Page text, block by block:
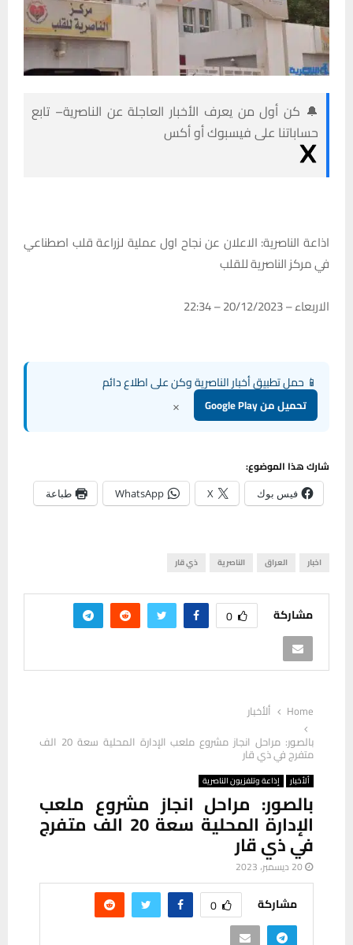
🔔 كن أول من يعرف الأخبار العاجلة عن الناصرية– تابع
حساباتنا على فيسبوك أو أكس
اذاعة الناصرية: الاعلان عن نجاح اول عملية لزراعة قلب اصطناعي
في مركز الناصرية للقلب
الاربعاء – 20/12/2023 – 22:34
📱 حمل تطبيق أخبار الناصرية وكن على اطلاع دائم
تحميل من Google Play ×
شارك هذا الموضوع:
فيس بوك X
WhatsApp طباعة
اخبار العراق الناصرية ذي قار
مشاركة 0
Home
ألأخبار
بالصور: مراحل انجاز مشروع ملعب الإدارة المحلية سعة 20 الف
متفرج في ذي قار
ألأخبار إذاعة وتلفزيون الناصرية
بالصور: مراحل انجاز مشروع ملعب
الإدارة المحلية سعة 20 الف متفرج
في ذي قار
20 ديسمبر، 2023
مشاركة 0